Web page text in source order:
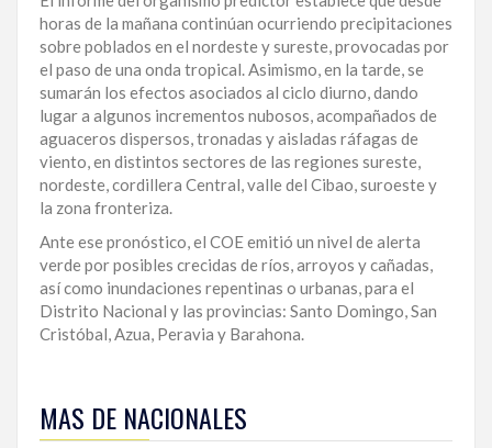
JUAN
LA
ALTAGRACIA
PUERTO
PLATA
CONTÁCTENOS
horas de la mañana continúan ocurriendo precipitaciones
sobre poblados en el nordeste y sureste, provocadas por
el paso de una onda tropical. Asimismo, en la tarde, se
sumarán los efectos asociados al ciclo diurno, dando
lugar a algunos incrementos nubosos, acompañados de
aguaceros dispersos, tronadas y aisladas ráfagas de
viento, en distintos sectores de las regiones sureste,
nordeste, cordillera Central, valle del Cibao, suroeste y
la zona fronteriza.
Ante ese pronóstico, el COE emitió un nivel de alerta
verde por posibles crecidas de ríos, arroyos y cañadas,
así como inundaciones repentinas o urbanas, para el
Distrito Nacional y las provincias: Santo Domingo, San
Cristóbal, Azua, Peravia y Barahona.
esta
información
MAS DE NACIONALES